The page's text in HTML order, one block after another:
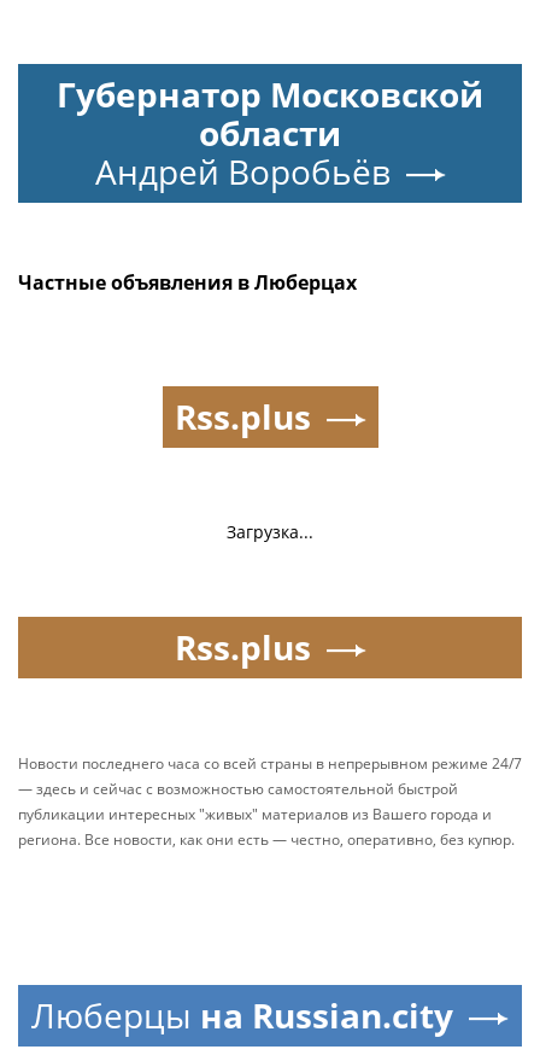
Губернатор Московской
области
Андрей Воробьёв
Частные объявления в Люберцах
Загрузка...
Rss.plus
Rss.plus
Новости последнего часа со всей страны в непрерывном режиме 24/7
— здесь и сейчас с возможностью самостоятельной быстрой
публикации интересных "живых" материалов из Вашего города и
региона. Все новости, как они есть — честно, оперативно, без купюр.
Люберцы на Russian.city